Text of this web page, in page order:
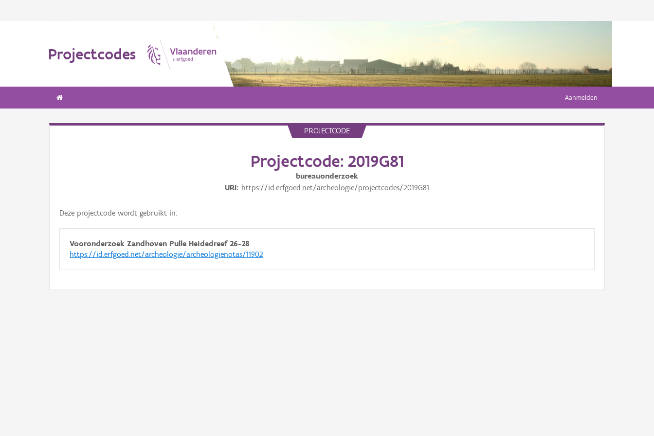
Projectcodes
Aanmelden
PROJECTCODE
Projectcode: 2019G81
bureauonderzoek
URI https://id.erfgoed.net/archeologie/projectcodes/2019G81
Deze projectcode wordt gebruikt in:
Vooronderzoek Zandhoven Pulle Heidedreef 26-28
https://id.erfgoed.net/archeologie/archeologienotas/11902